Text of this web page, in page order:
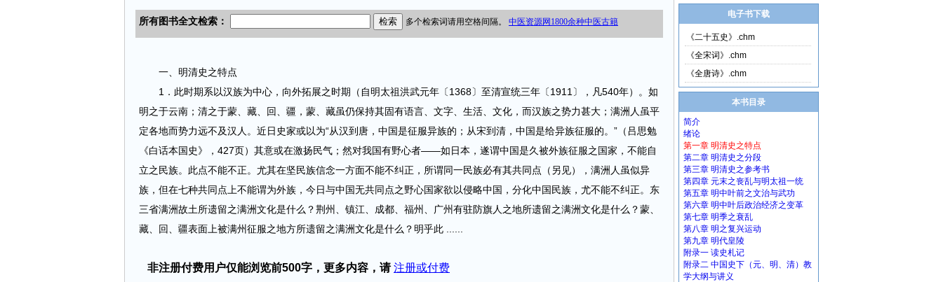
一、明清史之特点
1．此时期系以汉族为中心，向外拓展之时期（自明太祖洪武元年〔1368〕至清宣统三年〔1911〕，凡540年）。如
明之于云南；清之于蒙、藏、回、疆，蒙、藏虽仍保持其固有语言、文字、生活、文化，而汉族之势力甚大；满洲人虽平
定各地而势力远不及汉人。近日史家或以为“从汉到唐，中国是征服异族的；从宋到清，中国是给异族征服的。”（吕思勉
《白话本国史》，427页）其意或在激扬民气；然对我国有野心者——如日本，遂谓中国是久被外族征服之国家，不能自
立之民族。此点不能不正。尤其在坚民族信念一方面不能不纠正，所谓同一民族必有其共同点（另见），满洲人虽似异
族，但在七种共同点上不能谓为外族，今日与中国无共同点之野心国家欲以侵略中国，分化中国民族，尤不能不纠正。东
三省满洲故土所遗留之满洲文化是什么？荆州、镇江、成都、福州、广州有驻防旗人之地所遗留之满洲文化是什么？蒙、
藏、回、疆表面上被满州征服之地方所遗留之满洲文化是什么？明乎此 ......
非注册付费用户仅能浏览前500字，更多内容，请 注册或付费
电子书下载
《二十五史》.chm
《全宋词》.chm
《全唐诗》.chm
本书目录
简介
绪论
第一章 明清史之特点
第二章 明清史之分段
第三章 明清史之参考书
第四章 元末之丧乱与明太祖一统
第五章 明中叶前之文治与武功
第六章 明中叶后政治经济之变革
第七章 明季之衰乱
第八章 明之复兴运动
第九章 明代皇陵
附录一 读史札记
附录二 中国史下（元、明、清）教
学大纲与讲义